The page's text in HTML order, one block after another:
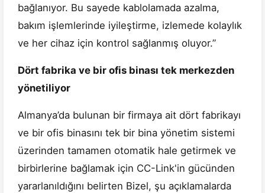
bağlanıyor. Bu sayede kablolamada azalma,
bakım işlemlerinde iyileştirme, izlemede kolaylık
ve her cihaz için kontrol sağlanmış oluyor.”
Dört fabrika ve bir ofis binası tek merkezden
yönetiliyor
Almanya’da bulunan bir firmaya ait dört fabrikayı
ve bir ofis binasını tek bir bina yönetim sistemi
üzerinden tamamen otomatik hale getirmek ve
birbirlerine bağlamak için CC-Link'in gücünden
yararlanıldığını belirten Bizel, şu açıklamalarda